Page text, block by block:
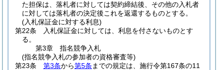
た担保は、落札者に対しては契約締結後、その他の入札者
に対しては落札者の決定後これを返還するものとする。
(入札保証金に対する利息)
第22条
入札保証金に対しては、利息を付さないものとす
る。
第3章
指名競争入札
(指名競争入札の参加者の資格審査等)
第23条
第3条から第5条 までの規定は、施行令第167条の11